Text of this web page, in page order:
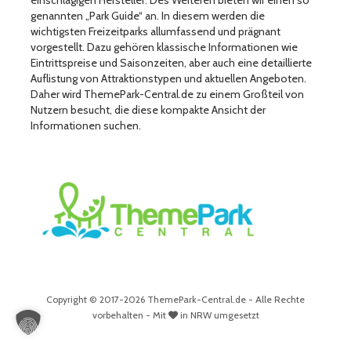
genannten „Park Guide“ an. In diesem werden die
wichtigsten Freizeitparks allumfassend und prägnant
vorgestellt. Dazu gehören klassische Informationen wie
Eintrittspreise und Saisonzeiten, aber auch eine detaillierte
Auflistung von Attraktionstypen und aktuellen Angeboten.
Daher wird ThemePark-Central.de zu einem Großteil von
Nutzern besucht, die diese kompakte Ansicht der
Informationen suchen.
Copyright © 2017-2026 ThemePark-Central.de - Alle Rechte
vorbehalten - Mit
in NRW umgesetzt